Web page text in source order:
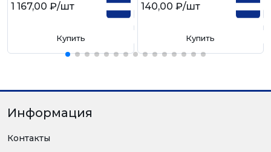
1 167,00 ₽/шт
Купить
140,00 ₽/шт
Купить
Информация
Контакты